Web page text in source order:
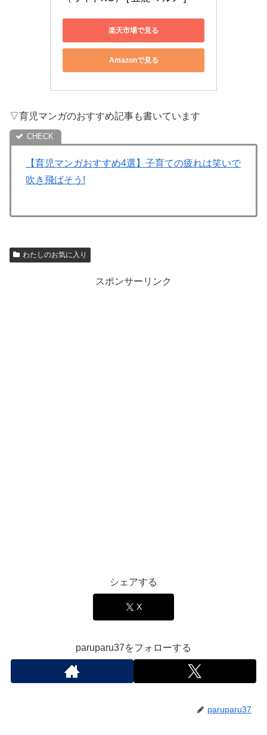
楽天市場で見る
Amazonで見る
▽育児マンガのおすすめ記事も書いています
【育児マンガおすすめ4選】子育ての疲れは笑いで
吹き飛ばそう!
わたしのお気に入り
スポンサーリンク
シェアする
X
paruparu37をフォローする
paruparu37